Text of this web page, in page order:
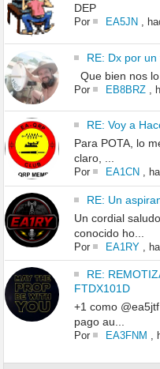
DEP
Por EA5JN,
RE: Dx por
Que bien nos
Por EB8BRZ,
RE: Voy a
Para POTA, lo
claro, ...
Por EA1CN ,
RE: Un
Un cordial
conocido ho...
Por EA1RY,
RE:
FTDX101D
+1 como
pago au...
Por EA3FNM ,